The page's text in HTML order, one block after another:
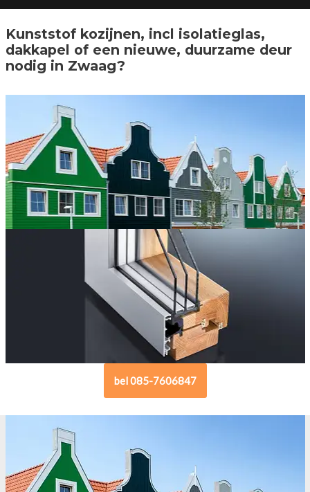
Kunststof kozijnen, incl isolatieglas,
dakkapel of een nieuwe, duurzame deur
nodig in Zwaag?
bel 085-7606847